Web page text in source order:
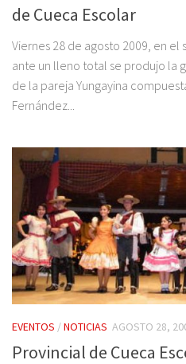
de Cueca Escolar
Viernes 28 de agosto 2009, en
ante un lleno total se produjo la
de la pareja Yungayina
Fernández...
EVENTOS /NOTICIAS AGOSTO 28,
Provincial de Cueca